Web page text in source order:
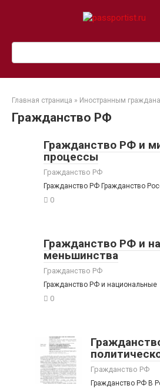
Поиск:
Главная страница » Иностранным
Гражданство РФ
Гражданство РФ и
процессы
Гражданство РФ
Гражданство РФ Гражданство
0
Гражданство РФ и
меньшинства
Гражданство РФ
Гражданство РФ и национальные
0
Гражданство РФ
Гражданство РФ В